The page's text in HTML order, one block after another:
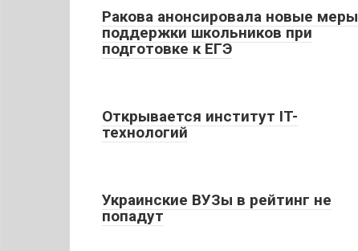
Ракова анонсировала новые меры
поддержки школьников при
подготовке к ЕГЭ
Открывается институт IT-
технологий
Украинские ВУЗы в рейтинг не
попадут